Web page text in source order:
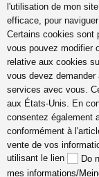
Suivez-moi
youtube
INSTAGRAM
Pinterest
coach en
véritable Lyon,
l'utilisation de mon
efficace, pour
Certains cookies sont
vous pouvez modifier
relative aux cookies
vous devez
services avec vous.
aux États-Unis. En
consentez également
conformément à
vente de vos
utilisant le lien
Do
mes informations/